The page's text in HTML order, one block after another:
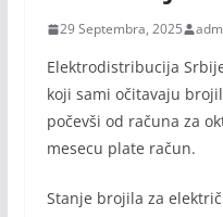
29 Septembra, 2025
Elektrodistribucija
koji sami očitavaju
počevši od računa za
mesecu plate račun.
Stanje brojila za